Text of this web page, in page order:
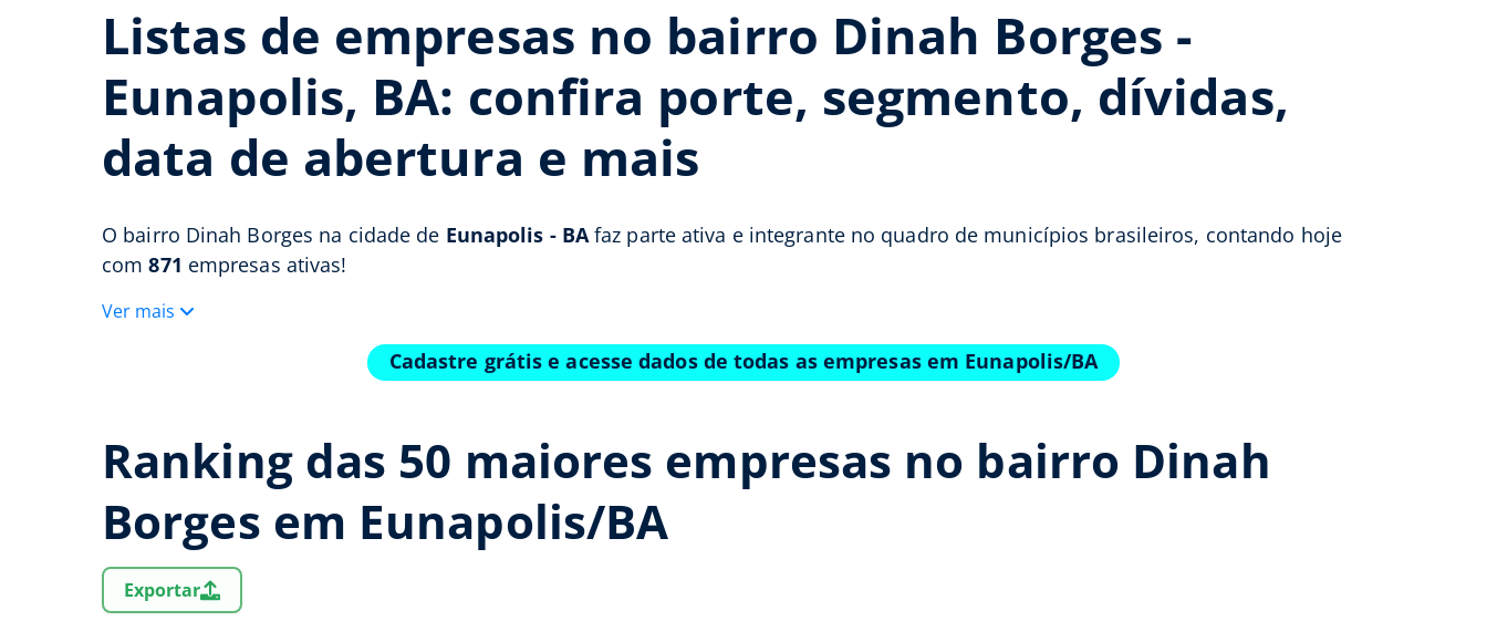
Listas de empresas no bairro Dinah Borges -
Eunapolis, BA: confira porte, segmento, dívidas,
data de abertura e mais
O bairro Dinah Borges na cidade de Eunapolis - BAfaz parte ativa e integrante no quadro de municípios brasileiros, contando hoje
com871 empresas ativas!
Ver mais
Cadastre grátis e acesse dados de todas as empresas em Eunapolis/BA
Ranking das 50 maiores empresas no bairro Dinah
Borges em Eunapolis/BA
Exportar